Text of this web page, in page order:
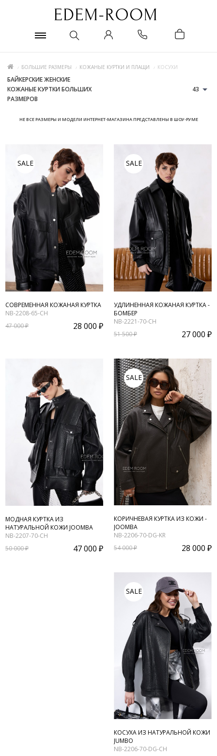
БОЛЬШИЕ РАЗМЕРЫ КОЖАНЫЕ КУРТКИ И ПЛАЩИ КОСУХИ
БАЙКЕРСКИЕ ЖЕНСКИЕ
КОЖАНЫЕ КУРТКИ БОЛЬШИХ
РАЗМЕРОВ
НЕ ВСЕ РАЗМЕРЫ И МОДЕЛИ ИНТЕРНЕТ-МАГАЗИНА ПРЕДСТАВЛЕНЫ В ШОУ-РУМЕ
43
SALE
СОВРЕМЕННАЯ КОЖАНАЯ КУРТКА
NB-2208-65-CH
47 000 ₽
28 000 ₽
SALE
УДЛИНЕННАЯ КОЖАНАЯ КУРТКА -
БОМБЕР
NB-2221-70-CH
51 500 ₽
27 000 ₽
МОДНАЯ КУРТКА ИЗ
НАТУРАЛЬНОЙ КОЖИ JOOMBA
NB-2207-70-CH
50 000 ₽
47 000 ₽
SALE
КОРИЧНЕВАЯ КУРТКА ИЗ КОЖИ -
JOOMBA
NB-2206-70-DG-KR
54 000 ₽
28 000 ₽
SALE
КОСУХА ИЗ НАТУРАЛЬНОЙ КОЖИ
JUMBO
NB-2206-70-DG-CH